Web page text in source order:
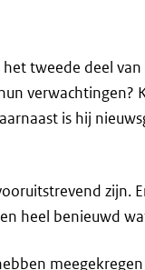
tweede deel
verwachtingen?
is hij
zijn.
heel benieuwd